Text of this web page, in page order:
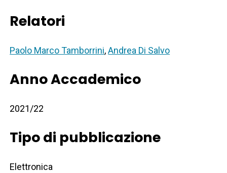
Relatori
Paolo Marco Tamborrini,Andrea Di Salvo
Anno Accademico
2021/22
Tipo di pubblicazione
Elettronica